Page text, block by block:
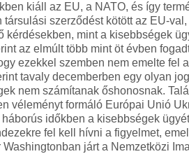
kiáll az EU, a NATO, és így
szerződést kötött az EU-
kérdésekben, mint a kisebbségek
az elmúlt több mint öt évben
ezekkel szemben nem emelte fel
tavaly decemberben egy olyan
nem számítanak őshonosnak.
véleményt formáló Európai Unió
időkben a kisebbségek
fel kell hívni a figyelmet,
Washingtonban járt a Nemzetközi